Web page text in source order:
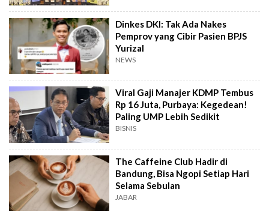
Dinkes DKI: Tak Ada Nakes
Pemprov yang Cibir Pasien BPJS
Yurizal
NEWS
Viral Gaji Manajer KDMP Tembus
Rp 16 Juta, Purbaya: Kegedean!
Paling UMP Lebih Sedikit
BISNIS
The Caffeine Club Hadir di
Bandung, Bisa Ngopi Setiap Hari
Selama Sebulan
JABAR